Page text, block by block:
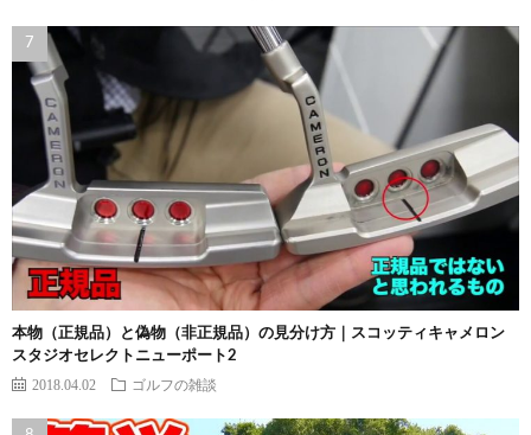
本物（正規品）と偽物（非正規品）の見分け方｜スコッティキャメロン
スタジオセレクトニューポート2
2018.04.02 ゴルフの雑談